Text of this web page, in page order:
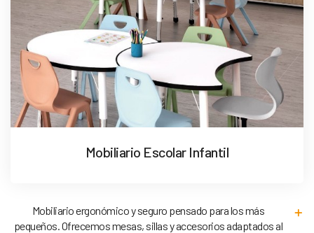
Mobiliario Escolar Infantil
Mobiliario ergonómico y seguro pensado para los más
pequeños. Ofrecemos mesas, sillas y accesorios adaptados al